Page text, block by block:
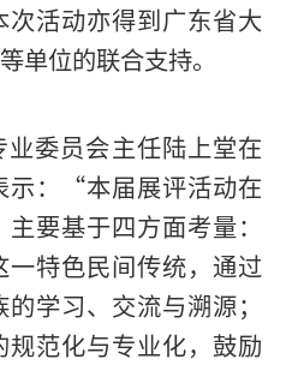
活动亦得到广东省大
单位的联合支持。
业委员会主任陆上堂在
示：“本届展评活动在
要基于四方面考量：
特色民间传统，通过
学习、交流与溯源；
范化与专业化，鼓励